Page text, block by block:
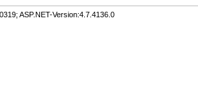
ASP.NET-Version:4.7.4136.0